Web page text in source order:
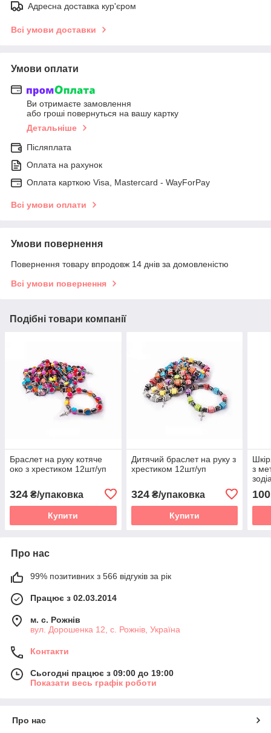
Адресна доставка кур'єром
Всі умови доставки
Умови оплати
Ви отримаєте замовлення
або гроші повернуться на вашу картку
Детальніше
Післяплата
Оплата на рахунок
Оплата карткою Visa, Mastercard - WayForPay
Всі умови оплати
Умови повернення
Повернення товару впродовж 14 днів за домовленістю
Всі умови повернення
Подібні товари компанії
Браслет на руку котяче
око з хрестиком 12шт/уп
324 ₴/упаковка
Купити
Дитячий браслет на руку з
хрестиком 12шт/уп
324₴/упаковка
Купити
з
100
Про нас
99% позитивних з 566 відгуків за рік
Працює з 02.03.2014
м. с. Рожнів
вул. Дорошенка 12, с. Рожнів, Україна
Контакти
Сьогодні працює з 09:00 до 19:00
Показати весь графік роботи
Про нас